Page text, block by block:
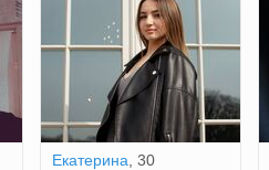
Екатерина , 30